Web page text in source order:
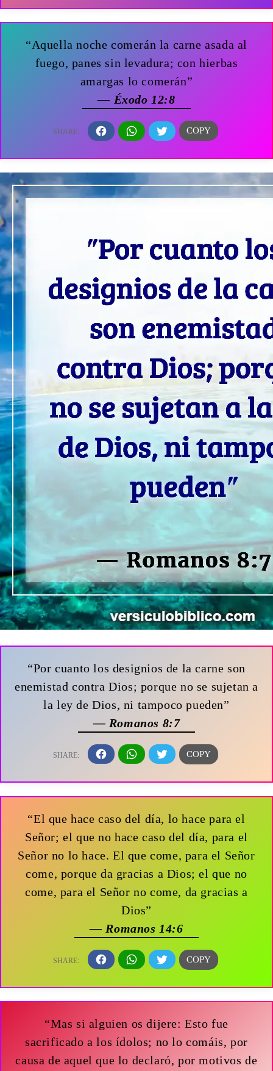
“Aquella noche comerán la carne asada al
fuego, panes sin levadura; con hierbas
amargas lo comerán”
— Éxodo 12:8
“Por cuanto los designios de la carne son
enemistad contra Dios; porque no se sujetan a
la ley de Dios, ni tampoco pueden”
— Romanos 8:7
“El que hace caso del día, lo hace para el
Señor; el que no hace caso del día, para el
Señor no lo hace. El que come, para el Señor
come, porque da gracias a Dios; el que no
come, para el Señor no come, da gracias a
Dios”
— Romanos 14:6
“Mas si alguien os dijere: Esto fue
sacrificado a los ídolos; no lo comáis, por
causa de aquel que lo declaró, por motivos de